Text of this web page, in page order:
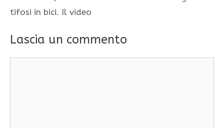
tifosi in bici. Il video
Lascia un commento